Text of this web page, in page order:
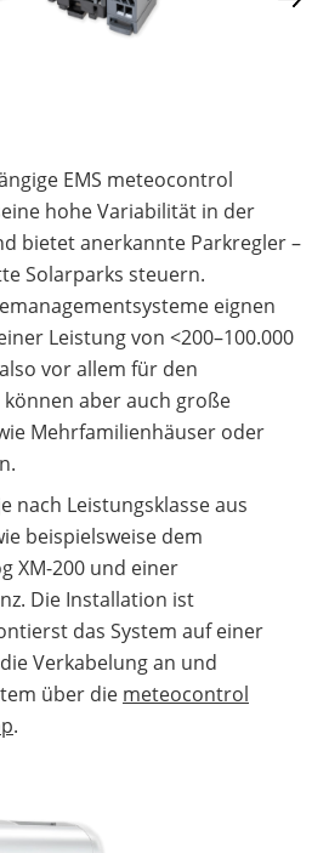
EMS meteocontrol
hohe Variabilität in der
bietet anerkannte Parkregler –
Solarparks steuern.
eignen
Leistung von <200–100.000
vor allem für den
aber auch große
Mehrfamilienhäuser oder
nach Leistungsklasse aus
beispielsweise dem
XM-200 und einer
Die Installation ist
das System auf einer
Verkabelung an und
über die meteocontrol
.